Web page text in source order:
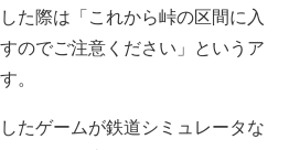
た際は「これから峠の区間に入
のでご注意ください」というア
。
たゲームが鉄道シミュレータな